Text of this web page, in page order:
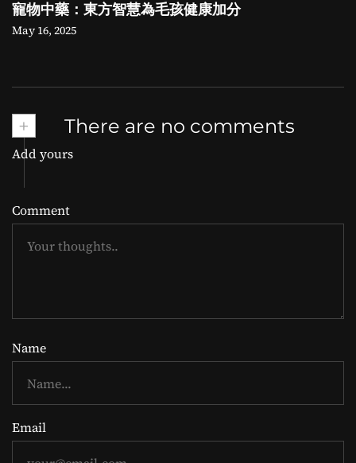
寵物中藥：東方智慧為毛孩健康加分
May 16, 2025
+ There are no comments
Add yours
Comment
Name
Email